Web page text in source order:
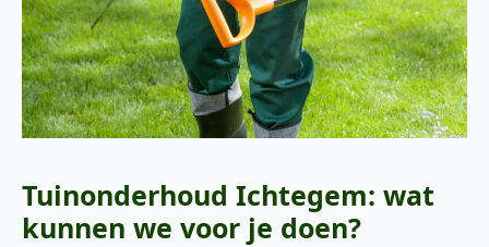
Tuinonderhoud Ichtegem: wat
kunnen we voor je doen?